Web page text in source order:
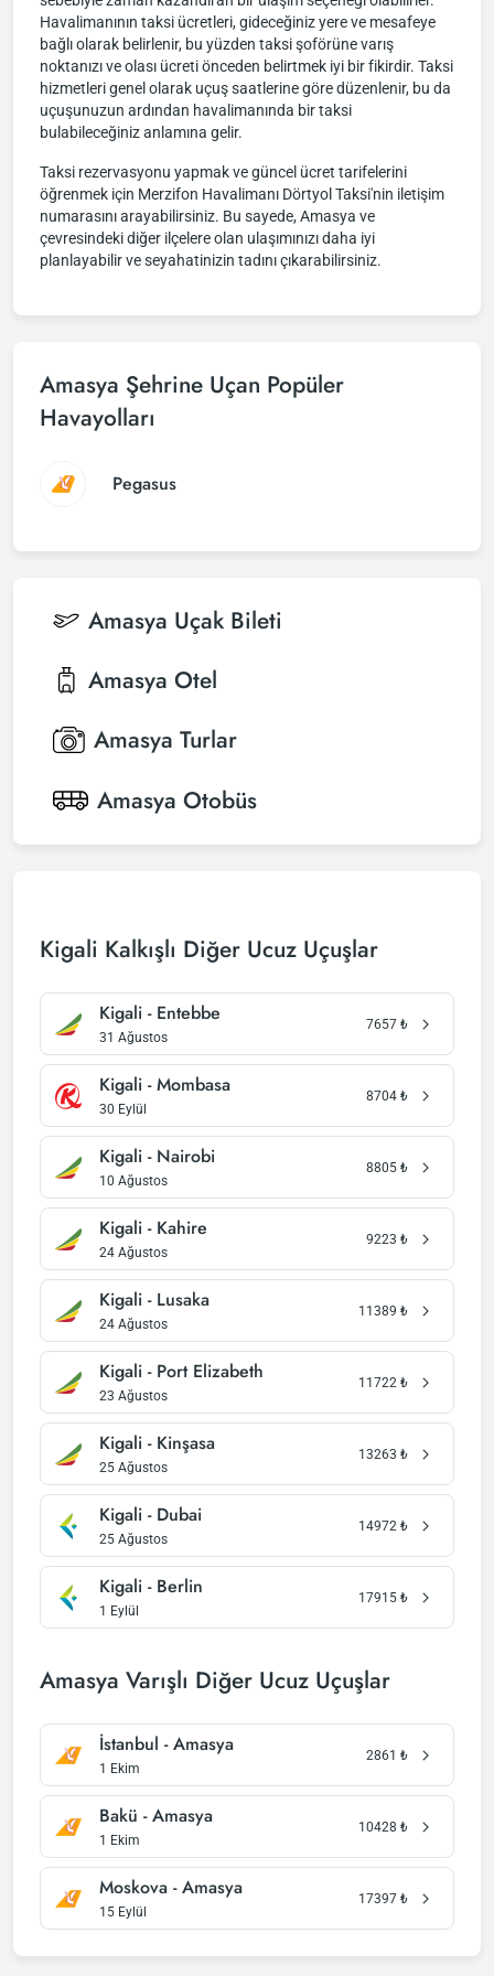
Havalimanının taksi ücretleri, gideceğiniz yere ve mesafeye
bağlı olarak belirlenir, bu yüzden taksi şoförüne varış
noktanızı ve olası ücreti önceden belirtmek iyi bir fikirdir. Taksi
hizmetleri genel olarak uçuş saatlerine göre düzenlenir, bu da
uçuşunuzun ardından havalimanında bir taksi
bulabileceğiniz anlamına gelir.
Taksi rezervasyonu yapmak ve güncel ücret tarifelerini
öğrenmek için Merzifon Havalimanı Dörtyol Taksi'nin iletişim
numarasını arayabilirsiniz. Bu sayede, Amasya ve
çevresindeki diğer ilçelere olan ulaşımınızı daha iyi
planlayabilir ve seyahatinizin tadını çıkarabilirsiniz.
Amasya Şehrine Uçan Popüler
Havayolları
Pegasus
Amasya Uçak Bileti
Amasya Otel
Amasya Turlar
Amasya Otobüs
Kigali Kalkışlı Diğer Ucuz Uçuşlar
Kigali - Entebbe
31 Ağustos
7657 ₺
Kigali - Mombasa
30 Eylül
8704 ₺
Kigali - Nairobi
10 Ağustos
8805 ₺
Kigali - Kahire
24 Ağustos
9223 ₺
Kigali - Lusaka
24 Ağustos
11389 ₺
Kigali - Port Elizabeth
23 Ağustos
11722 ₺
Kigali - Kinşasa
25 Ağustos
13263 ₺
Kigali - Dubai
25 Ağustos
14972 ₺
Kigali - Berlin
1 Eylül
17915 ₺
Amasya Varışlı Diğer Ucuz Uçuşlar
İstanbul - Amasya
1 Ekim
2861 ₺
Bakü - Amasya
1 Ekim
10428 ₺
Moskova - Amasya
15 Eylül
17397 ₺